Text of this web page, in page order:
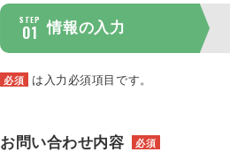
STEP
01 情報の入力
必須 は入力必須項目です。
お問い合わせ内容 必須